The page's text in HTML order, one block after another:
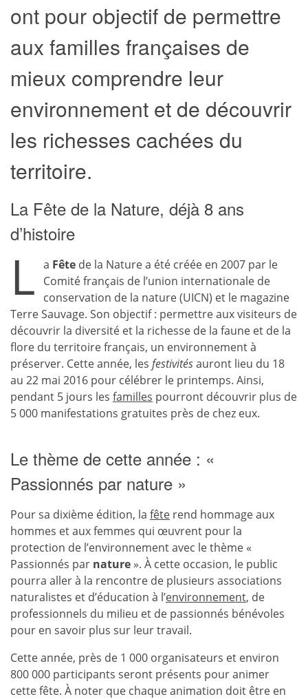
ont pour objectif de permettre
aux familles françaises de
mieux comprendre leur
environnement et de découvrir
les richesses cachées du
territoire.
La Fête de la Nature, déjà 8 ans
d’histoire
L a Fête de la Nature a été créée en 2007 par le
Comité français de l’union internationale de
conservation de la nature (UICN) et le magazine
Terre Sauvage. Son objectif : permettre aux visiteurs de
découvrir la diversité et la richesse de la faune et de la
flore du territoire français, un environnement à
préserver. Cette année, les festivitésauront lieu du 18
au 22 mai 2016 pour célébrer le printemps. Ainsi,
pendant 5 jours les familles pourront découvrir plus de
5 000 manifestations gratuites près de chez eux.
Le thème de cette année : «
Passionnés par nature »
Pour sa dixième édition, la fête rend hommage aux
hommes et aux femmes qui œuvrent pour la
protection de l’environnement avec le thème «
Passionnés par nature ». À cette occasion, le public
pourra aller à la rencontre de plusieurs associations
naturalistes et d’éducation à l’environnement, de
professionnels du milieu et de passionnés bénévoles
pour en savoir plus sur leur travail.
Cette année, près de 1 000 organisateurs et environ
800 000 participants seront présents pour animer
cette fête. À noter que chaque animation doit être en